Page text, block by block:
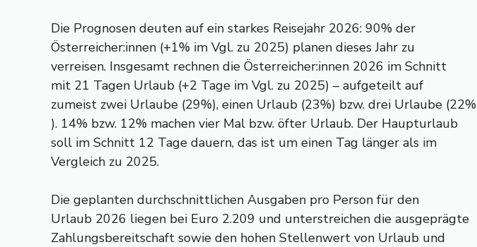
Die Prognosen deuten auf ein starkes Reisejahr 2026: 90% der
Österreicher:innen (+1% im Vgl. zu 2025) planen dieses Jahr zu
verreisen. Insgesamt rechnen die Österreicher:innen 2026 im Schnitt
mit 21 Tagen Urlaub (+2 Tage im Vgl. zu 2025) – aufgeteilt auf
zumeist zwei Urlaube (29%), einen Urlaub (23%) bzw. drei Urlaube (22%
). 14% bzw. 12% machen vier Mal bzw. öfter Urlaub. Der Haupturlaub
soll im Schnitt 12 Tage dauern, das ist um einen Tag länger als im
Vergleich zu 2025.
Die geplanten durchschnittlichen Ausgaben pro Person für den
Urlaub 2026 liegen bei Euro 2.209 und unterstreichen die ausgeprägte
Zahlungsbereitschaft sowie den hohen Stellenwert von Urlaub und